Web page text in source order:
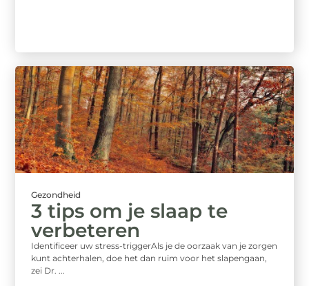
Gezondheid
3 tips om je slaap te
verbeteren
Identificeer uw stress-triggerAls je de oorzaak van je zorgen
kunt achterhalen, doe het dan ruim voor het slapengaan,
zei Dr. ...